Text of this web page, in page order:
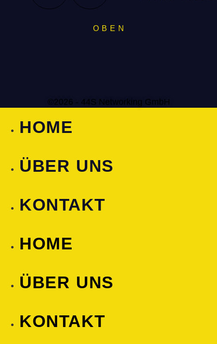
O B E N
©2026 - 44S Networking GmbH
HOME
ÜBER UNS
KONTAKT
HOME
ÜBER UNS
KONTAKT